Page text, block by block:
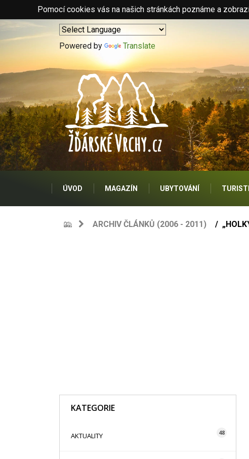
Pomocí cookies vás na našich stránkách poznáme a
Powered by Translate
ÚVOD MAGAZÍN UBYTOVÁNÍ
ARCHIV ČLÁNKŮ (2006 - 2011)
KATEGORIE
AKTUALITY 48